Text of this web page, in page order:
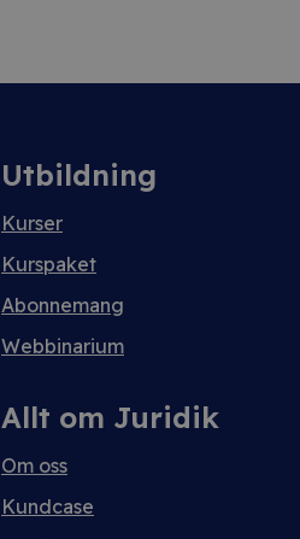
Utbildning
Kurser
Kurspaket
Abonnemang
Webbinarium
Allt om Juridik
Om oss
Kundcase